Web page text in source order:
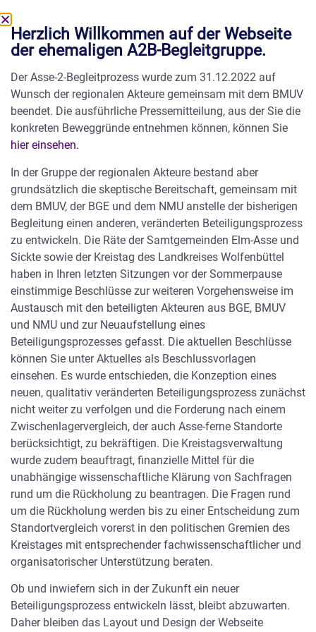
Tag:14. Juli 2014
AGO nimmt Stellung zum BfS-Vergleich
AGO-Stellungnahmen Die Arbeitsgruppe Option
Rückholung (AGO) hat zwei Schreiben veröffentlicht, die
nun auch hier zum Lesen bereitstehen. Zum Einen eine
Stellungnahme zu Drainage und Betonierarbeiten auf
der 750-m-Sohle und zum Anderen eine
kritische Stellungnahme der AGO zur Unterlage
“Technische Konzeptbeschreibung zum Vergleich der
Strahlenexposition für Zwischenlagerstandorte
(Bundesamt für Strahlenschutz)”. Diese Schreiben
können Sie hier in voller […]
nach oben
Barrierefreiheit
Büro Remlingen
Sitemap
Herzlich Willkommen auf der Webseite
der ehemaligen A2B-Begleitgruppe.
Der Asse-2-Begleitprozess wurde zum 31.12.2022 auf
Wunsch der regionalen Akteure gemeinsam mit dem BMUV
beendet. Die ausführliche Pressemitteilung, aus der Sie die
konkreten Beweggründe entnehmen können, können Sie
hier einsehen.
In der Gruppe der regionalen Akteure bestand aber
grundsätzlich die skeptische Bereitschaft, gemeinsam mit
dem BMUV, der BGE und dem NMU anstelle der bisherigen
Begleitung einen anderen, veränderten Beteiligungsprozess
zu entwickeln. Die Räte der Samtgemeinden Elm-Asse und
Sickte sowie der Kreistag des Landkreises Wolfenbüttel
haben in Ihren letzten Sitzungen vor der Sommerpause
einstimmige Beschlüsse zur weiteren Vorgehensweise im
Austausch mit den beteiligten Akteuren aus BGE, BMUV
und NMU und zur Neuaufstellung eines
Beteiligungsprozesses gefasst. Die aktuellen Beschlüsse
können Sie unter Aktuelles als Beschlussvorlagen
einsehen. Es wurde entschieden, die Konzeption eines
neuen, qualitativ veränderten Beteiligungsprozess zunächst
nicht weiter zu verfolgen und die Forderung nach einem
Zwischenlagervergleich, der auch Asse-ferne Standorte
berücksichtigt, zu bekräftigen. Die Kreistagsverwaltung
wurde zudem beauftragt, finanzielle Mittel für die
unabhängige wissenschaftliche Klärung von Sachfragen
rund um die Rückholung zu beantragen. Die Fragen rund
um die Rückholung werden bis zu einer Entscheidung zum
Standortvergleich vorerst in den politischen Gremien des
Kreistages mit entsprechender fachwissenschaftlicher und
organisatorischer Unterstützung beraten.
Ob und inwiefern sich in der Zukunft ein neuer
Beteiligungsprozess entwickeln lässt, bleibt abzuwarten.
Daher bleiben das Layout und Design der Webseite